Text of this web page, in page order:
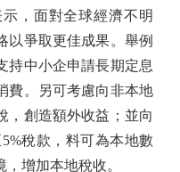
，面對全球經濟不明
以爭取更佳成果。舉例
持中小企申請長期定息
費。另可考慮向非本地
，創造額外收益；並向
稅款，料可為本地數
增加本地稅收。